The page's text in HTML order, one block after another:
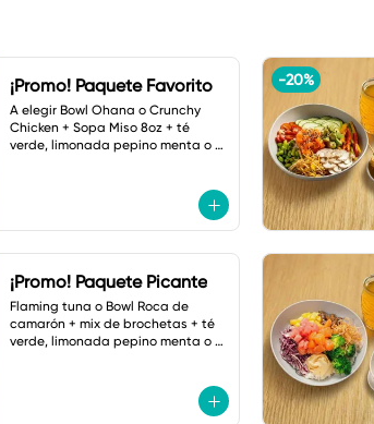
¡Promo! Paquete Favorito
A elegir Bowl Ohana o Crunchy
Chicken + Sopa Miso 8oz + té
verde, limonada pepino menta o
-20%
¡Promo! Paquete Picante
Flaming tuna o Bowl Roca de
camarón + mix de brochetas + té
verde, limonada pepino menta o